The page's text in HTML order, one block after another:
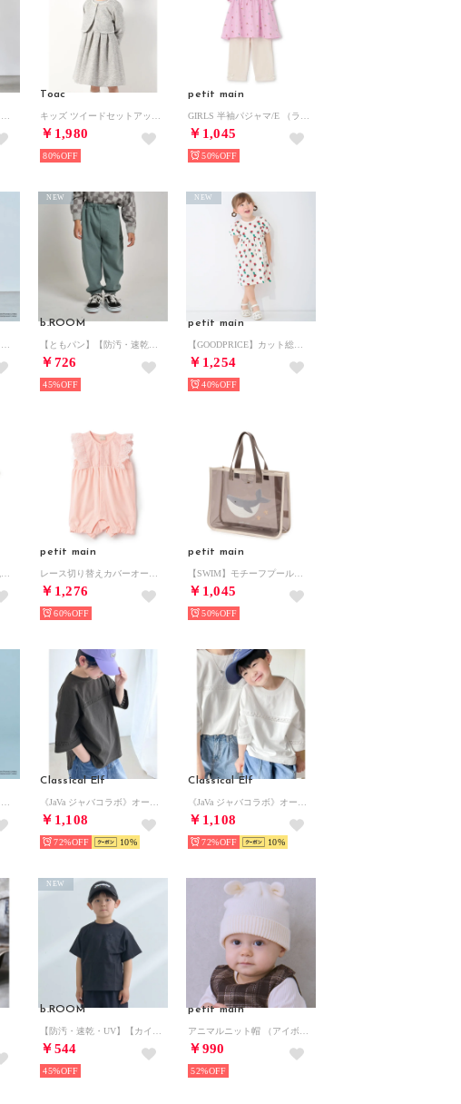
Toac
￥1,980
80%
petit main
￥1,045
50%
b.ROOM
￥726
NEW
45%
petit main
￥1,254
NEW
40%
petit main
￥1,276
60%
petit main
￥1,045
50%
Classical Elf
￥1,108
72% 10
Classical Elf
￥1,108
72% 10
b.ROOM
￥544
NEW
45%
petit main
￥990
52%